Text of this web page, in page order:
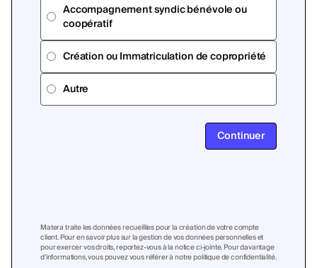
Accompagnement syndic bénévole ou
coopératif
Création ou Immatriculation de copropriété
Autre
Continuer
Matera traite les données recueillies pour la création de votre compte
client. Pour en savoir plus sur la gestion de vos données personnelles et
pour exercer vos droits, reportez-vous à la notice ci-jointe. Pour davantage
d’informations, vous pouvez vous référer à notre politique de confidentialité.